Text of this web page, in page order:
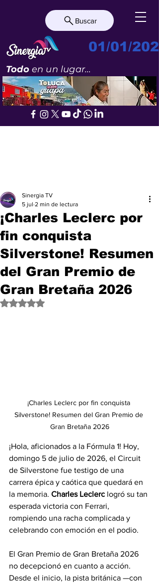
Buscar
01/01/
Todoen un lugar...
¡Charles Leclerc por
fin conquista
Silverstone! Resumen
del Gran Premio de
Gran Bretaña 2026
Sinergia TV
5 jul 2 min de lectura
Obtuvo NaN de 5 estrellas.
¡Charles Leclerc por fin conquista
Silverstone! Resumen del Gran Premio de
Gran Bretaña 2026
¡Hola, aficionados a la Fórmula 1! Hoy,
domingo 5 de julio de 2026, el Circuit
de Silverstone fue testigo de una
carrera épica y caótica que quedará en
la memoria. Charles Leclerc logró su tan
esperada victoria con Ferrari,
rompiendo una racha complicada y
celebrando con emoción en el podio.
El Gran Premio de Gran Bretaña 2026
no decepcionó en cuanto a acción.
Desde el inicio, la pista británica —con